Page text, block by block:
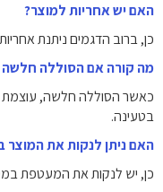
האם יש אחריות למוצר?
כן, ברוב הדגמים ניתנת
מה קורה אם הסוללה חלשה
כאשר הסוללה חלשה, עוצמת
בטעינה.
האם ניתן לנקות את המוצר
כן, יש לנקות את המעטפת